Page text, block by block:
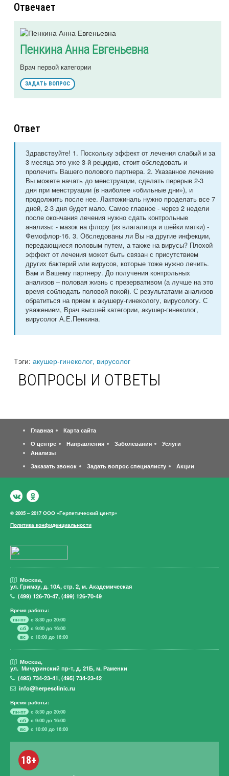
Отвечает
Пенкина Анна Евгеньевна
Врач первой категории
ЗАДАТЬ ВОПРОС
Ответ
Здравствуйте! 1. Поскольку эффект от лечения слабый и за
3 месяца это уже 3-й рецидив, стоит обследовать и
пролечить Вашего полового партнера. 2. Указанное лечение
Вы можете начать до менструации, сделать перерыв 2-3
дня при менструации (в наиболее «обильные дни»), и
продолжить после нее. Лактожиналь нужно проделать все 7
дней, 2-3 дня будет мало. Самое главное - через 2 недели
после окончания лечения нужно сдать контрольные
анализы: - мазок на флору (из влагалища и шейки матки) -
Фемофлор-16. 3. Обследованы ли Вы на другие инфекции,
передающиеся половым путем, а также на вирусы? Плохой
эффект от лечения может быть связан с присутствием
других бактерий или вирусов, которые тоже нужно лечить.
Вам и Вашему партнеру. До получения контрольных
анализов – половая жизнь с презервативом (а лучше на это
время соблюдать половой покой). С результатами анализов
обратиться на прием к акушеру-гинекологу, вирусологу. С
уважением, Врач высшей категории, акушер-гинеколог,
вирусолог А.Е.Пенкина.
Тэги: акушер-гинеколог, вирусолог
ВОПРОСЫ И ОТВЕТЫ
Главная
Карта сайта
О центре
Направления Заболевания
Услуги
Анализы
Заказать звонок
Задать вопрос специалисту Акции
© 2005 – 2017 ООО «Герпетический центр»
Политика конфиденциальности
Москва,
ул. Гримау, д. 10А, стр. 2, м. Академическая
(499)126-70-47,(499)126-70-49
Время работы:
пн-пт
с 8:30 до 20:00
сб
с 9:00 до 16:00
вс
с 10:00 до 16:00
Москва,
ул. Мичуринский пр-т, д. 21Б, м. Раменки
(495)734-23-41,(495)734-23-42
info@herpesclinic.ru
Время работы:
пн-пт
с 8:30 до 20:00
сб
с 9:00 до 16:00
вс
с 10:00 до 16:00
18+